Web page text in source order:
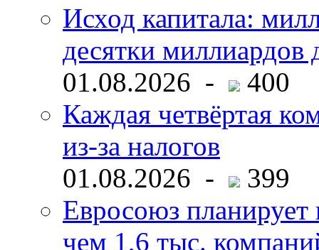
Исход капитала:
десятки миллиардов
01.08.2026 -
400
Каждая четвёртая
из-за налогов
01.08.2026 -
399
Евросоюз планирует
чем 1,6 тыс.